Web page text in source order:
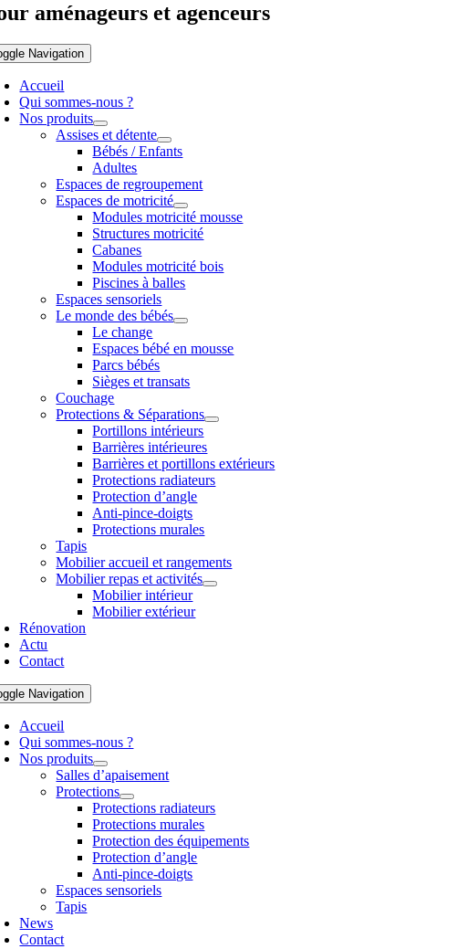
aménageurs et agenceurs
Navigation
Accueil
Qui sommes-nous ?
Nos produits
Assises et détente
Bébés / Enfants
Adultes
Espaces de regroupement
Espaces de motricité
Modules motricité mousse
Structures motricité
Cabanes
Modules motricité bois
Piscines à balles
Espaces sensoriels
Le monde des bébés
Le change
Espaces bébé en mousse
Parcs bébés
Sièges et transats
Couchage
Protections & Séparations
Portillons intérieurs
Barrières intérieures
Barrières et portillons extérieurs
Protections radiateurs
Protection d’angle
Anti-pince-doigts
Protections murales
Tapis
Mobilier accueil et rangements
Mobilier repas et activités
Mobilier intérieur
Mobilier extérieur
Rénovation
Actu
Contact
Navigation
Accueil
Qui sommes-nous ?
Nos produits
Salles d’apaisement
Protections
Protections radiateurs
Protections murales
Protection des équipements
Protection d’angle
Anti-pince-doigts
Espaces sensoriels
Tapis
News
Contact